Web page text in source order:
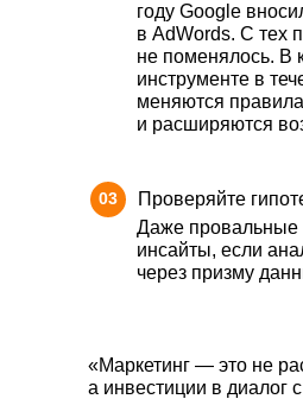
03
Проверяйте
Даже провальные
инсайты, если
через призму
году Google
в AdWords. С тех
не поменялось. В
инструменте в
меняются правила
и расширяются
«Маркетинг — это не
а инвестиции в диалог